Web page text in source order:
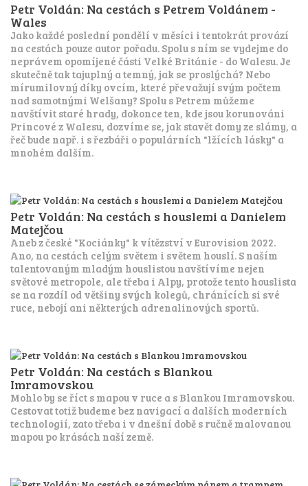
Petr Voldán: Na cestách s Petrem Voldánem -
Wales
Jako každé poslední pondělí v měsíci i tentokrát provází
na cestách pouze autor pořadu. Spolu s ním se vydejme do
neprávem opomíjené části Velké Británie - do Walesu. Je
skutečně tak tajuplný a temný, jak se proslýchá? Nebo
mírumilovný díky ovcím, které převažují svým počtem
nad samotnými Welšany? Spolu s Petrem můžeme
navštívit staré hrady, dokonce ten, kde jsou korunováni
Princové z Walesu, dozvíme se, jak stavět domy ze slámy, a
řeč bude např. i s řezbáři o populárních "lžících lásky" a
mnohém dalším.
Petr Voldán: Na cestách s houslemi a Danielem
Matejčou
Aneb z české "Kociánky" k vítězství v Eurovision 2022.
Ano, na cestách celým světem i světem houslí. S naším
talentovaným mladým houslistou navštívíme nejen
světové metropole, ale třeba i Alpy, protože tento houslista
se na rozdíl od většiny svých kolegů, chránících si své
ruce, nebojí ani některých adrenalinových sportů.
Petr Voldán: Na cestách s Blankou
Imramovskou
Mohlo by se říct s mapou v ruce a s Blankou Imramovskou.
Cestovat totiž budeme bez navigací a dalších moderních
technologií, zato třeba i v dnešní době s ručně malovanou
mapou po krásách naší země.